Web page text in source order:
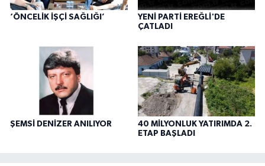
‘ÖNCELİK İŞÇİ SAĞLIĞI’
YENİ PARTİ EREĞLİ'DE
ÇATLADI
ŞEMSİ DENİZER ANILIYOR
40 MİLYONLUK YATIRIMDA 2.
ETAP BAŞLADI